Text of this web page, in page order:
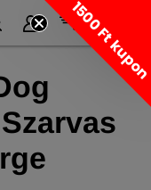
1500 Ft